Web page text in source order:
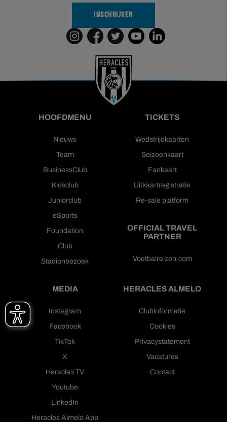
INSCHRIJVEN
HOOFDMENU
Nieuws
Team
BusinessClub
Kidsclub
Juniorclub
eSports
Foundation
Club
Stadionbezoek
TICKETS
Wedstrijdkaarten
Seizoenkaart
Fankaart
Uitkaartregistratie
Re-sale platform
OFFICIAL TRAVEL
PARTNER
Voetbalreizen.com
MEDIA
Instagram
Facebook
TikTok
X
Heracles TV
Youtube
LinkedIn
Heracles Almelo App
HERACLES ALMELO
Clubinformatie
Cookies
Privacystatement
Vacatures
Contact